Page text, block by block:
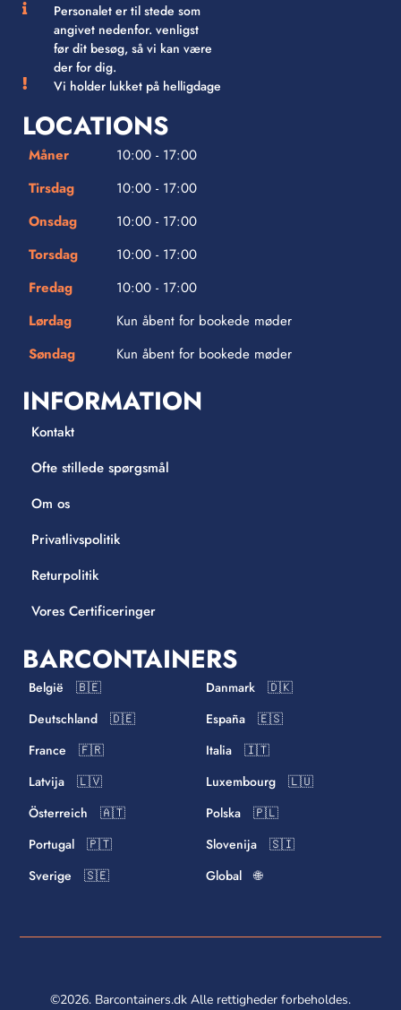
Personalet er til stede som
angivet nedenfor. venligst
før dit besøg, så vi kan være
der for dig.
Vi holder lukket på helligdage
LOCATIONS
Måner
10:00 - 17:00
Tirsdag
10:00 - 17:00
Onsdag
10:00 - 17:00
Torsdag
10:00 - 17:00
Fredag
10:00 - 17:00
Lørdag
Kun åbent for bookede møder
Søndag
Kun åbent for bookede møder
INFORMATION
Kontakt
Ofte stillede spørgsmål
Om os
Privatlivspolitik
Returpolitik
Vores Certificeringer
BARCONTAINERS
België 🇧🇪
Danmark 🇩🇰
Deutschland 🇩🇪
España 🇪🇸
France 🇫🇷
Italia 🇮🇹
Latvija 🇱🇻
Luxembourg 🇱🇺
Österreich 🇦🇹
Polska 🇵🇱
Portugal 🇵🇹
Slovenija 🇸🇮
Sverige 🇸🇪
Global 🌐
©2026. Barcontainers.dk Alle rettigheder forbeholdes.